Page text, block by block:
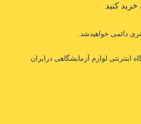
خرید کنید
دائمی خواهیدشد.
اینترنتی لوازم آزمایشگاهی درایران